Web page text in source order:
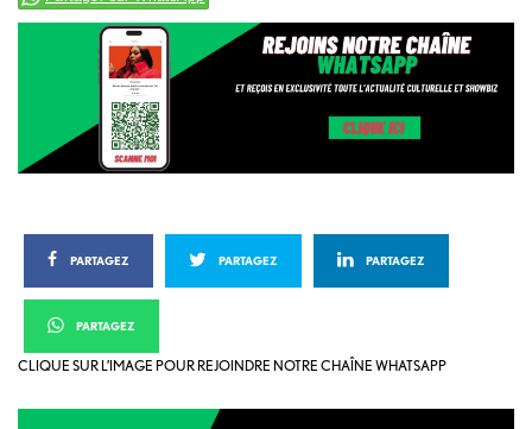
PARTAGEZ PARTAGEZ PARTAGEZ
PARTAGEZ
CLIQUE SUR L’IMAGE POUR REJOINDRE NOTRE CHAÎNE WHATSAPP